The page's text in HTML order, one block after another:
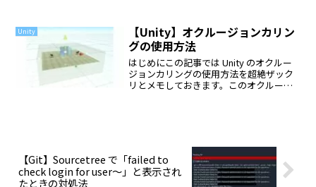
います。この...
Unity
【Unity】オクルージョンカリン
グの使用方法
はじめにこの記事では Unity のオクルー
ジョンカリングの使用方法を超絶ザック
リとメモしておきます。このオクルージ
【Git】Sourcetree で「failed to
check login for user～」と表示され
たときの対処法